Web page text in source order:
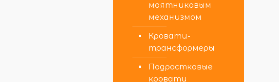
маятниковым
механизмом
Кровати-
трансформеры
Подростковые
кровати